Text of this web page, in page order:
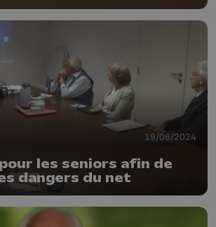
19/06/2024
les seniors afin de
dangers du net